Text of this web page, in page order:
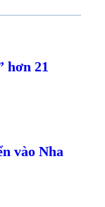
hơn 21
vào Nha